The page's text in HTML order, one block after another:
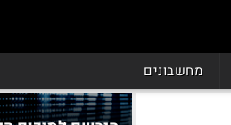
מחשבונים